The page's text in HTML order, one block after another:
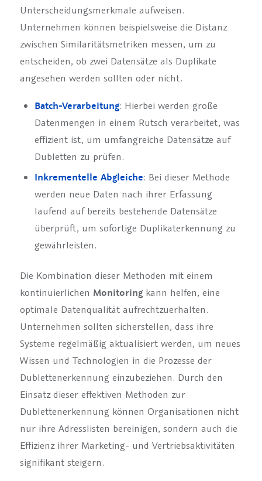
Unterscheidungsmerkmale aufweisen.
Unternehmen können beispielsweise die Distanz
zwischen Similaritätsmetriken messen, um zu
entscheiden, ob zwei Datensätze als Duplikate
angesehen werden sollten oder nicht.
Batch-Verarbeitung: Hierbei werden große
Datenmengen in einem Rutsch verarbeitet, was
effizient ist, um umfangreiche Datensätze auf
Dubletten zu prüfen.
Inkrementelle Abgleiche: Bei dieser Methode
werden neue Daten nach ihrer Erfassung
laufend auf bereits bestehende Datensätze
überprüft, um sofortige Duplikaterkennung zu
gewährleisten.
Die Kombination dieser Methoden mit einem
kontinuierlichen Monitoringkann helfen, eine
optimale Datenqualität aufrechtzuerhalten.
Unternehmen sollten sicherstellen, dass ihre
Systeme regelmäßig aktualisiert werden, um neues
Wissen und Technologien in die Prozesse der
Dublettenerkennung einzubeziehen. Durch den
Einsatz dieser effektiven Methoden zur
Dublettenerkennung können Organisationen nicht
nur ihre Adresslisten bereinigen, sondern auch die
Effizienz ihrer Marketing- und Vertriebsaktivitäten
signifikant steigern.